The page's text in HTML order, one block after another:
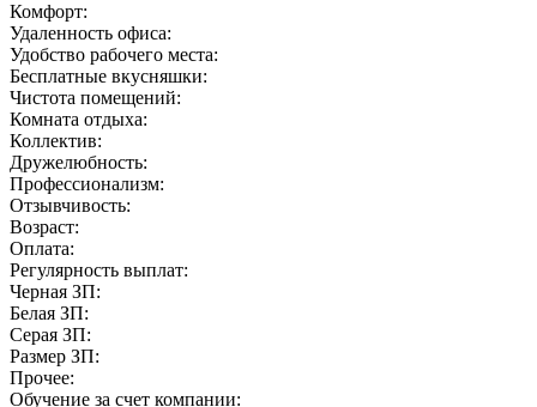
Комфорт:
Удаленность офиса:
Удобство рабочего места:
Бесплатные вкусняшки:
Чистота помещений:
Комната отдыха:
Коллектив:
Дружелюбность:
Профессионализм:
Отзывчивость:
Возраст:
Оплата:
Регулярность выплат:
Черная ЗП:
Белая ЗП:
Серая ЗП:
Размер ЗП:
Прочее:
Обучение за счет компании: